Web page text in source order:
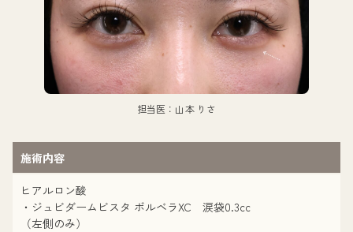
担当医：山本 りさ
施術内容
ヒアルロン酸
・ジュビダームビスタ ボルベラXC 涙袋0.3cc
（左側のみ）